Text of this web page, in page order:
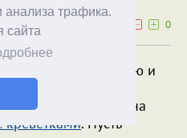
анализа трафика.
сайта
0
, обмазанный глазурью и
то обсыпанный,
ассоциацию - на
креветками. Пусть